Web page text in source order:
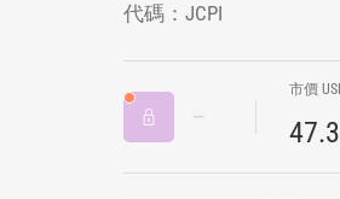
代碼：JCPI
市價